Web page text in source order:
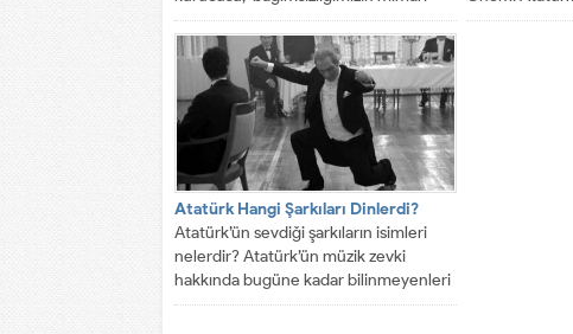
Gazi Mustafa Kemal Atatürk’ü,...
verdiği önem
Atatürk Hangi Şarkıları Dinlerdi?
Atatürk’ün sevdiği şarkıların isimleri
nelerdir? Atatürk’ün müzik zevki
hakkında bugüne kadar bilinmeyenleri
bu yazıda siz...